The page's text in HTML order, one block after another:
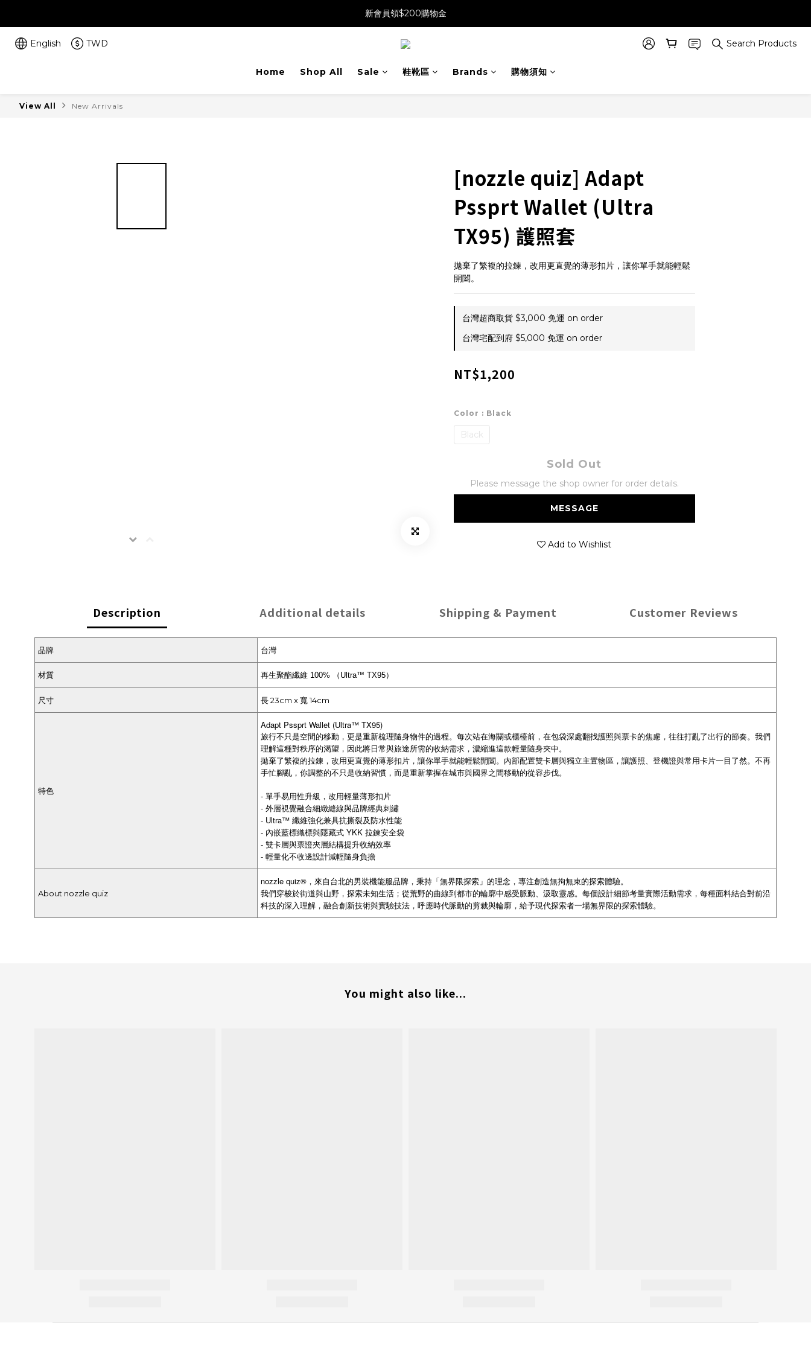
新會員領$200購物金
English TWD Search Products
Home Shop All Sale 鞋靴區 Brands 購物須知
View All New Arrivals
[nozzle quiz] Adapt
Pssprt Wallet (Ultra
TX95) 護照套
拋棄了繁複的拉鍊，改用更直覺的薄形扣片，讓你單手就能輕鬆
開闔。
台灣超商取貨 $3,000 免運 on order
台灣宅配到府 $5,000 免運 on order
NT$1,200
Color : Black
Black
Sold Out
Please message the shop owner for order details.
MESSAGE
Add to Wishlist
Description Additional details Shipping & Payment Customer Reviews
品牌 台灣
材質 再生聚酯纖維 100% （Ultra™ TX95）
尺寸 長 23cm x 寬 14cm
特色
Adapt Pssprt Wallet (Ultra™ TX95)
旅行不只是空間的移動，更是重新梳理隨身物件的過程。每次站在海關或櫃檯前，在包袋深處翻找護照與票卡的焦慮，往往打亂了出行的節奏。我們
理解這種對秩序的渴望，因此將日常與旅途所需的收納需求，濃縮進這款輕量隨身夾中。
拋棄了繁複的拉鍊，改用更直覺的薄形扣片，讓你單手就能輕鬆開闔。內部配置雙卡層與獨立主置物區，讓護照、登機證與常用卡片一目了然。不再
手忙腳亂，你調整的不只是收納習慣，而是重新掌握在城市與國界之間移動的從容步伐。
- 單手易用性升級，改用輕量薄形扣片
- 外層視覺融合細緻縫線與品牌經典刺繡
- Ultra™ 纖維強化兼具抗撕裂及防水性能
- 內嵌藍標織標與隱藏式 YKK 拉鍊安全袋
- 雙卡層與票證夾層結構提升收納效率
- 輕量化不收邊設計減輕隨身負擔
About nozzle quiz
nozzle quiz®，來自台北的男裝機能服品牌，秉持「無界限探索」的理念，專注創造無拘無束的探索體驗。
我們穿梭於街道與山野，探索未知生活；從荒野的曲線到都市的輪廓中感受脈動、汲取靈感。每個設計細節考量實際活動需求，每種面料結合對前沿
科技的深入理解，融合創新技術與實驗技法，呼應時代脈動的剪裁與輪廓，給予現代探索者一場無界限的探索體驗。
You might also like...